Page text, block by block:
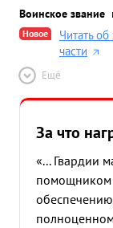
Воинское звание
Новое
Читать
части
Ещё
За что
«... Гвардии
помощником